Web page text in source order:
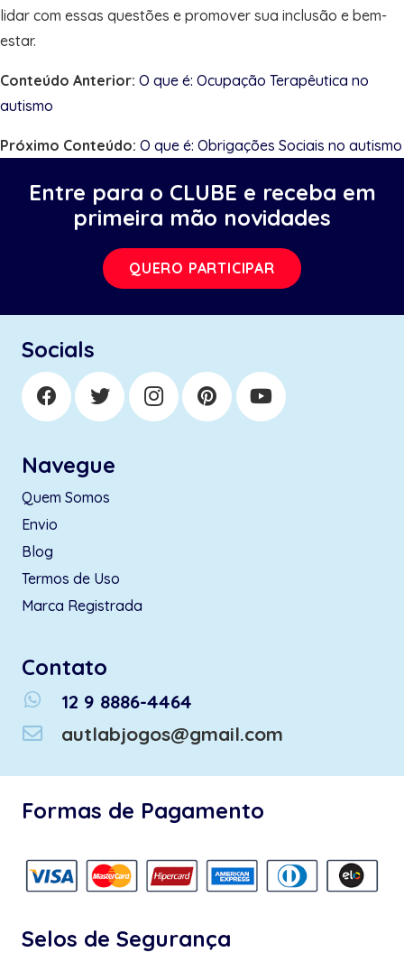
lidar com essas questões e promover sua inclusão e bem-
estar.
Conteúdo Anterior: O que é: Ocupação Terapêutica no
autismo
Próximo Conteúdo: O que é: Obrigações Sociais no autismo
Entre para o CLUBE e receba em
primeira mão novidades
QUERO PARTICIPAR
Socials
Navegue
Quem Somos
Envio
Blog
Termos de Uso
Marca Registrada
Contato
whatsapp
12 9 8886-4464
autlabjogos@gmail.com
Formas de Pagamento
Selos de Segurança